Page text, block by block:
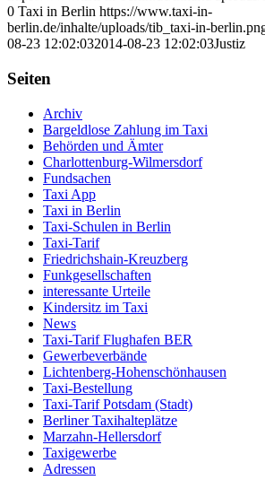
0 Taxi in Berlin https://www.taxi-in-
berlin.de/inhalte/uploads/tib_taxi-in-
08-23 12:02:032014-08-23 12:02:03Justiz
Seiten
Archiv
Bargeldlose Zahlung im Taxi
Behörden und Ämter
Charlottenburg-Wilmersdorf
Fundsachen
Taxi App
Taxi in Berlin
Taxi-Schulen in Berlin
Taxi-Tarif
Friedrichshain-Kreuzberg
Funkgesellschaften
interessante Urteile
Kindersitz im Taxi
News
Taxi-Tarif Flughafen BER
Gewerbeverbände
Lichtenberg-Hohenschönhausen
Taxi-Bestellung
Taxi-Tarif Potsdam (Stadt)
Berliner Taxihalteplätze
Marzahn-Hellersdorf
Taxigewerbe
Adressen